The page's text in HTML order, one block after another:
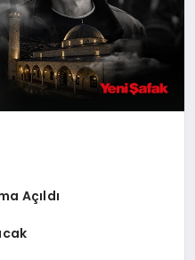
Açıldı